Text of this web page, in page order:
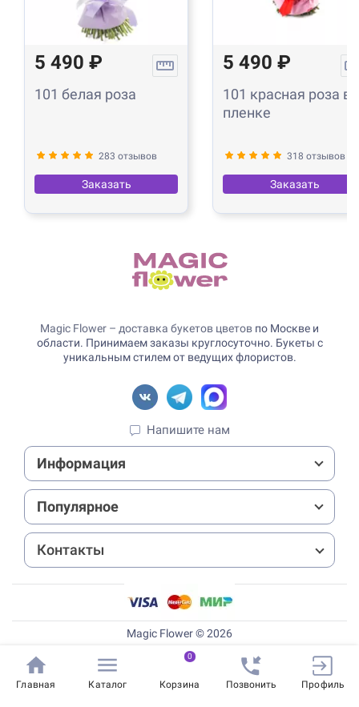
Главная Каталог
0
Корзина Позвонить Профиль
5 490 ₽
101 белая роза
283 отзывов
Заказать
5 490 ₽
101 красная роза в
пленке
318 отзывов
Заказать
Magic Flower – доставка букетов цветов по Москве и
области. Принимаем заказы круглосуточно. Букеты с
уникальным стилем от ведущих флористов.
Напишите нам
Информация
Популярное
Контакты
Magic Flower © 2026